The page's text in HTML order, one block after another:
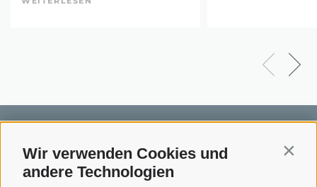
Wir verwenden Cookies und
andere Technologien
BIKEHOTELS
BIKEN IN